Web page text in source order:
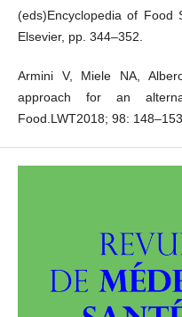
(eds)Encyclopedia of Food
Elsevier, pp. 344–352.
Armini V, Miele NA,
approach for an
Food.LWT2018; 98: 148–153.